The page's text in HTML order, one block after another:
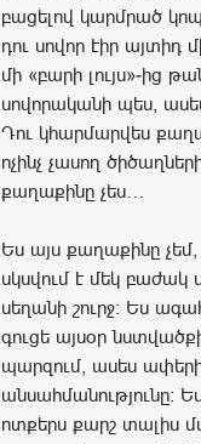
բացելով կարմրած
դու սովոր էիր այտիդ
մի «բարի լույս»-ից
սովորականի պես,
Դու կհարմարվես
ոչինչ չասող
քաղաքինը չես…
Ես այս քաղաքինը
սկսվում է մեկ բաժակ
սեղանի շուրջ: Ես
գուցե այսօր
պարզում, ասես
անսահմանությունը:
ոտքերս քարշ տալիս